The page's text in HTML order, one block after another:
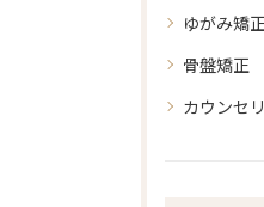
ゆがみ矯正
骨盤矯正
カウンセ